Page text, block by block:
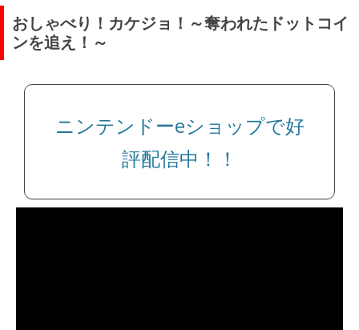
SWITCH)
おしゃべり！カケジョ！～奪われたドットコイ
ンを追え！～
ニンテンドーeショップで好
評配信中！！